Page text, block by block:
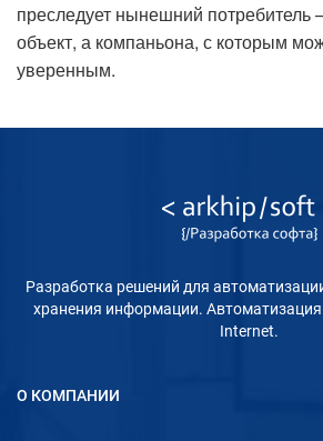
преследует нынешний потребитель
объект, а компаньона, с которым
уверенным.
Разработка решений для
хранения информации.
Internet.
О КОМПАНИИ